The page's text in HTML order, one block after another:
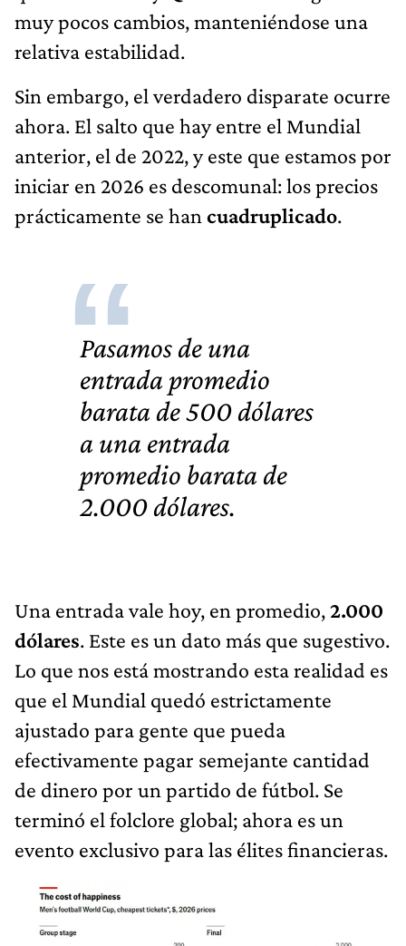
muy pocos cambios, manteniéndose una
relativa estabilidad.
Sin embargo, el verdadero disparate ocurre
ahora. El salto que hay entre el Mundial
anterior, el de 2022, y este que estamos por
iniciar en 2026 es descomunal: los precios
prácticamente se han cuadruplicado.
Pasamos de una
entrada promedio
barata de500 dólares
a una entrada
promedio barata de
2.000 dólares.
Una entrada vale hoy, en promedio,2.000
dólares. Este es un dato más que sugestivo.
Lo que nos está mostrando esta realidad es
que el Mundial quedó estrictamente
ajustado para gente que pueda
efectivamente pagar semejante cantidad
de dinero por un partido de fútbol. Se
terminó el folclore global; ahora es un
evento exclusivo para las élites financieras.